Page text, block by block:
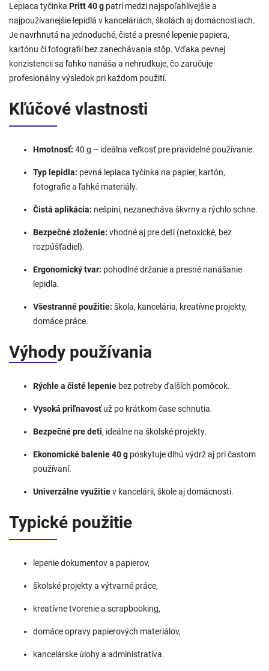
Lepiaca tyčinka Pritt 40 g patrí medzi najspoľahlivejšie a
najpoužívanejšie lepidlá v kanceláriách, školách aj domácnostiach.
Je navrhnutá na jednoduché, čisté a presné lepenie papiera,
kartónu či fotografií bez zanechávania stôp. Vďaka pevnej
konzistencii sa ľahko nanáša a nehrudkuje, čo zaručuje
profesionálny výsledok pri každom použití.
Kľúčové vlastnosti
Hmotnosť: 40 g – ideálna veľkosť pre pravidelné používanie.
Typ lepidla: pevná lepiaca tyčinka na papier, kartón,
fotografie a ľahké materiály.
Čistá aplikácia: nešpiní, nezanecháva škvrny a rýchlo schne.
Bezpečné zloženie: vhodné aj pre deti (netoxické, bez
rozpúšťadiel).
Ergonomický tvar: pohodlné držanie a presné nanášanie
lepidla.
Všestranné použitie: škola, kancelária, kreatívne projekty,
domáce práce.
Výhody používania
Rýchle a čisté lepenie bez potreby ďalších pomôcok.
Vysoká priľnavosťuž po krátkom čase schnutia.
Bezpečné pre deti, ideálne na školské projekty.
Ekonomické balenie 40 g poskytuje dlhú výdrž aj pri častom
používaní.
Univerzálne využitiev kancelárii, škole aj domácnosti.
Typické použitie
lepenie dokumentov a papierov,
školské projekty a výtvarné práce,
kreatívne tvorenie a scrapbooking,
domáce opravy papierových materiálov,
kancelárske úlohy a administratíva.